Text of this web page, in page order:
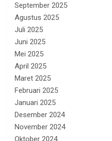
September 2025
Agustus 2025
Juli 2025
Juni 2025
Mei 2025
April 2025
Maret 2025
Februari 2025
Januari 2025
Desember 2024
November 2024
Oktober 2024